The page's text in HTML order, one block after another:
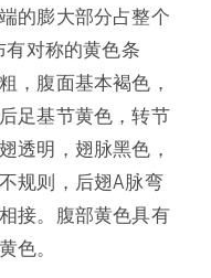
的膨大部分占整个
对称的黄色条
，腹面基本褐色，
足基节黄色，转节
透明，翅脉黑色，
规则，后翅A脉弯
接。腹部黄色具有
色。